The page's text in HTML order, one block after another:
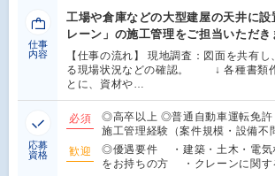
仕事
内容
工場や倉庫などの大型建屋の天井に設
レーン」の施工管理をご担当いただき
【仕事の流れ】 現地調査：図面を共有
る現場状況などの確認。 ↓ 各種書類
とに、資材や…
応募
資格
必須
◎高卒以上 ◎普通自動車運転免
施工管理経験（案件規模・設備不
歓迎
◎優遇要件 ・建築・土木・電気
をお持ちの方 ・クレーンに関